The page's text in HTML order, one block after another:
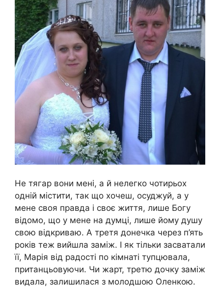
Не тягар вони мені, а й нелегко чотирьох
одній містити, так що хочеш, осуджуй, а у
мене своя правда і своє життя, лише Богу
відомо, що у мене на думці, лише йому душу
свою відкриваю. А третя донечка через п’ять
років теж вийшла заміж. І як тільки засватали
її, Марія від радості по кімнаті тупцювала,
пританцьовуючи. Чи жарт, третю дочку заміж
видала, залишилася з молодшою Оленкою.